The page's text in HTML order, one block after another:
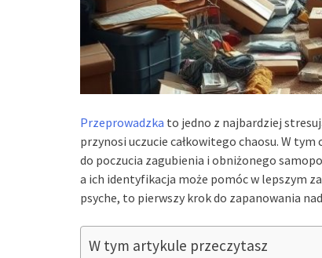
Przeprowadzka to jedno z najbardziej
przynosi uczucie całkowitego chaosu. W
do poczucia zagubienia i obniżonego
a ich identyfikacja może pomóc w lepszym
psyche, to pierwszy krok do zapanowania
W tym artykule przeczytasz